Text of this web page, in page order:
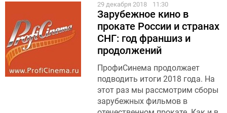
29 декабря 2018 11:30
Зарубежное кино в
прокате России и странах
СНГ: год франшиз и
продолжений
ПрофиСинема продолжает
подводить итоги 2018 года. На
этот раз мы рассмотрим сборы
зарубежных фильмов в